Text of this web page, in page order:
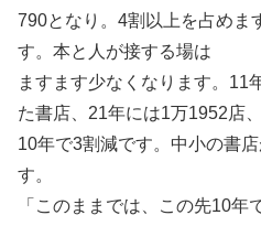
790となり。4割以上を占めま
す。本と人が接する場は
ますます少なくなります。11
た書店、21年には1万1952店、
10年で3割減です。中小の書
す。
「このままでは、この先10年